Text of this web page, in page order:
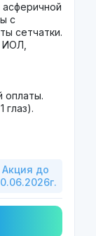
асферичной
с
сетчатки.
ИОЛ,
оплаты.
глаз).
Акция до